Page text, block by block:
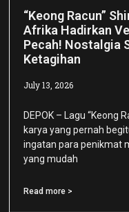
“Keong Racun”
Afrika Hadirkan
Pecah! Nostalgia
Ketagihan
July 13, 2026
DEPOK – Lagu “Keong
karya yang pernah
ingatan para penikmat
yang mudah
Read more >